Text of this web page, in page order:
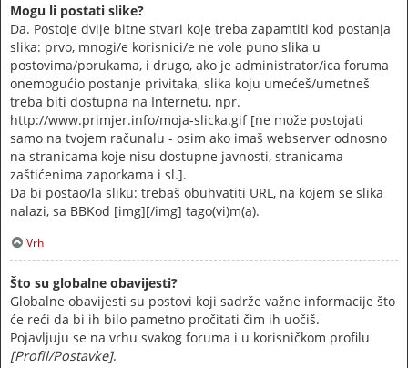
Mogu li postati slike?
Da. Postoje dvije bitne stvari koje treba zapamtiti kod postanja
slika: prvo, mnogi/e korisnici/e ne vole puno slika u
postovima/porukama, i drugo, ako je administrator/ica foruma
onemogućio postanje privitaka, slika koju umećeš/umetneš
treba biti dostupna na Internetu, npr.
http://www.primjer.info/moja-slicka.gif [ne može postojati
samo na tvojem računalu - osim ako imaš webserver odnosno
na stranicama koje nisu dostupne javnosti, stranicama
zaštićenima zaporkama i sl.].
Da bi postao/la sliku: trebaš obuhvatiti URL, na kojem se slika
nalazi, sa BBKod [img][/img] tago(vi)m(a).
Vrh
Što su globalne obavijesti?
Globalne obavijesti su postovi koji sadrže važne informacije što
će reći da bi ih bilo pametno pročitati čim ih uočiš.
Pojavljuju se na vrhu svakog foruma i u korisničkom profilu
[Profil/Postavke].